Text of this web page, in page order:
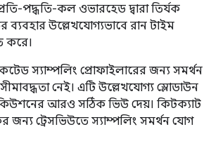
পদ্ধতি-কল ওভারহেড দ্বারা তির্যক
ব্যবহার উল্লেখযোগ্যভাবে রান টাইম
করে।
স্যাম্পলিং প্রোফাইলারের জন্য সমর্থন
নেই। এটি উল্লেখযোগ্য স্লোডাউন
আরও সঠিক ভিউ দেয়। কিটক্যাট
জন্য ট্রেসভিউতে স্যাম্পলিং সমর্থন যোগ